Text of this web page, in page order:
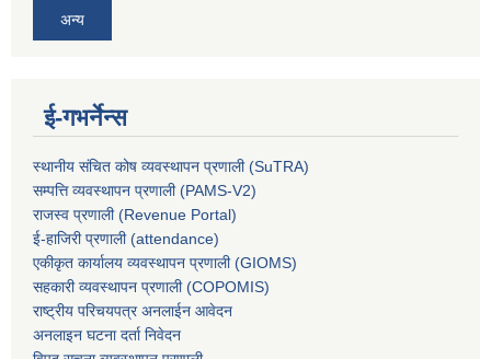
अन्य
ई-गभर्नेन्स
स्थानीय संचित कोष व्यवस्थापन प्रणाली (SuTRA)
सम्पत्ति व्यवस्थापन प्रणाली (PAMS-V2)
राजस्व प्रणाली (Revenue Portal)
ई-हाजिरी प्रणाली (attendance)
एकीकृत कार्यालय व्यवस्थापन प्रणाली (GIOMS)
सहकारी व्यवस्थापन प्रणाली (COPOMIS)
राष्ट्रीय परिचयपत्र अनलाईन आवेदन
अनलाइन घटना दर्ता निवेदन